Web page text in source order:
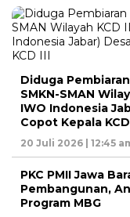
Diduga
SMKN-SMAN
IWO Indonesia
Copot Kepala
20 Juli 2026 | 12:45
PKC PMII Jawa
Pembangunan,
Program MBG